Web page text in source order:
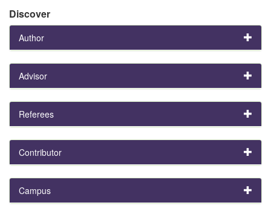
Discover
Author
Advisor
Referees
Contributor
Campus